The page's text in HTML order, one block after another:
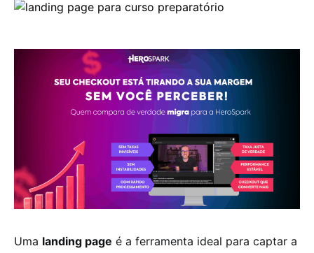
Uma landing page é a ferramenta ideal para captar a